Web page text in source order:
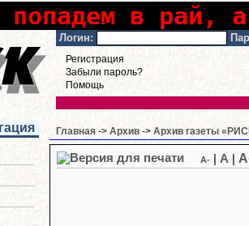
попадем в рай,
Логин:
Регистрация
Забыли пароль?
Помощь
Главная -> Архив -> Архив газеты
A- A